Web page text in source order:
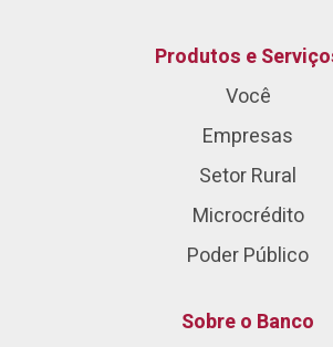
Produtos e
Você
Empresas
Setor Rural
Microcrédito
Poder Público
Sobre o Banco